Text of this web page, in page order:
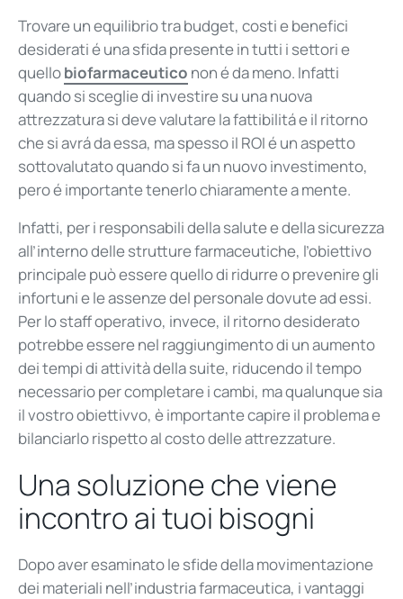
Trovare un equilibrio tra budget, costi e benefici
desideratiéuna sfida presente in tutti i settori e
quellobiofarmaceutico nonéda meno. Infatti
quando si sceglie di investire su una nuova
attrezzatura si deve valutare la fattibilitá e il ritorno
che si avrá da essa, ma spesso il ROIéun aspetto
sottovalutato quando si fa un nuovo investimento,
peroéimportante tenerlo chiaramente a mente.
Infatti, per i responsabili della salute e della sicurezza
all’interno delle strutture farmaceutiche, l’obiettivo
principale può essere quello di ridurre o prevenire gli
infortuni e le assenze del personale dovute ad essi.
Per lo staff operativo, invece, il ritorno desiderato
potrebbe essere nel raggiungimento di un aumento
dei tempi di attività della suite, riducendo il tempo
necessario per completare i cambi, ma qualunque sia
il vostro obiettivvo, èimportante capire il problema e
bilanciarlo rispetto al costo delle attrezzature.
Una soluzionecheviene
incontroaituoi bisogni
Dopo aver esaminato le sfide della movimentazione
dei materiali nell’industria farmaceutica, i vantaggi